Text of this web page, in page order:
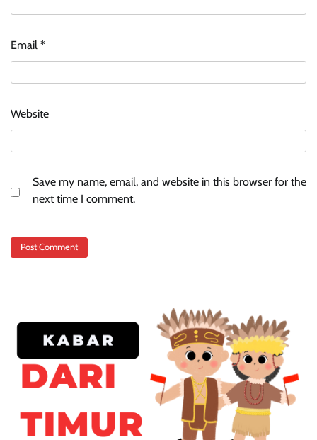
Email *
Website
Save my name, email, and website in this browser for the
next time I comment.